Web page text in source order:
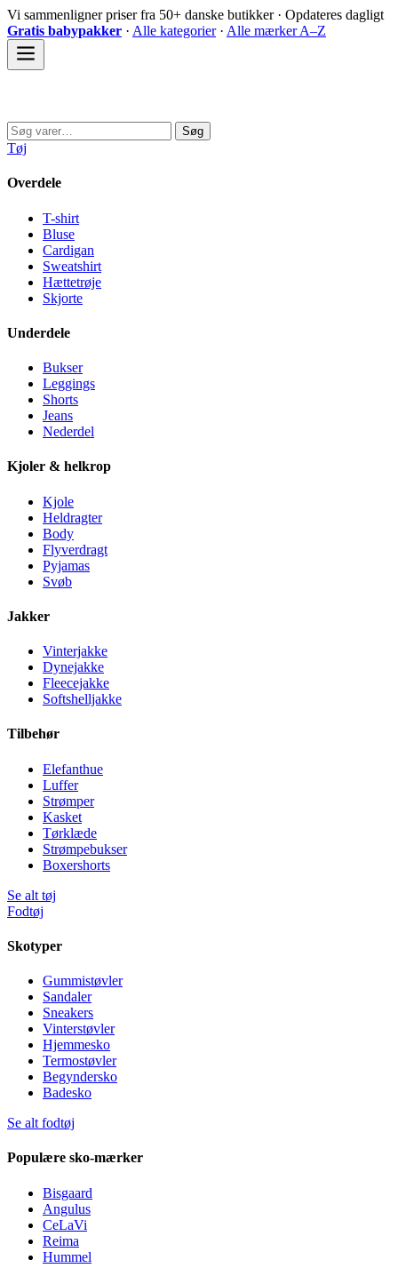
Spring
til
indhold
Vi sammenligner priser fra 50+ danske butikker · Opdateres dagligt
Gratis babypakker · Alle kategorier· Alle mærker A–Z
Søg
efter:
Søg
Tøj
Overdele
T-shirt
Bluse
Cardigan
Sweatshirt
Hættetrøje
Skjorte
Underdele
Bukser
Leggings
Shorts
Jeans
Nederdel
Kjoler & helkrop
Kjole
Heldragter
Body
Flyverdragt
Pyjamas
Svøb
Jakker
Vinterjakke
Dynejakke
Fleecejakke
Softshelljakke
Tilbehør
Elefanthue
Luffer
Strømper
Kasket
Tørklæde
Strømpebukser
Boxershorts
Se alt tøj
Fodtøj
Skotyper
Gummistøvler
Sandaler
Sneakers
Vinterstøvler
Hjemmesko
Termostøvler
Begyndersko
Badesko
Se alt fodtøj
Populære sko-mærker
Bisgaard
Angulus
CeLaVi
Reima
Hummel